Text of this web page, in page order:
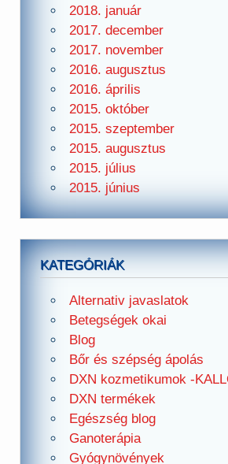
2018. január
2017. december
2017. november
2016. augusztus
2016. április
2015. október
2015. szeptember
2015. augusztus
2015. július
2015. június
KATEGÓRIÁK
Alternativ javaslatok
Betegségek okai
Blog
Bőr és szépség ápolás
DXN kozmetikumok -
DXN termékek
Egészség blog
Ganoterápia
Gyógynövények